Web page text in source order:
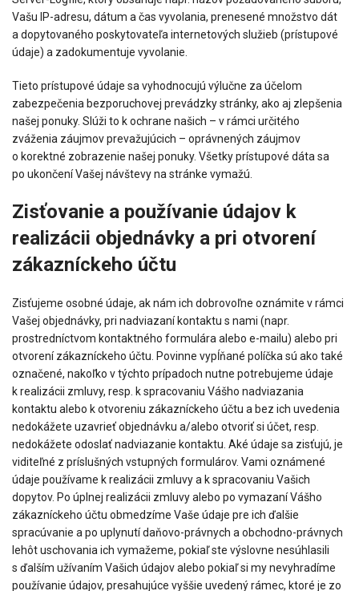
Vašu IP-adresu, dátum a čas vyvolania, prenesené množstvo dát
a dopytovaného poskytovateľa internetových služieb (prístupové
údaje) a zadokumentuje vyvolanie.
Tieto prístupové údaje sa vyhodnocujú výlučne za účelom
zabezpečenia bezporuchovej prevádzky stránky, ako aj zlepšenia
našej ponuky. Slúži to k ochrane našich – v rámci určitého
zváženia záujmov prevažujúcich – oprávnených záujmov
o korektné zobrazenie našej ponuky. Všetky prístupové dáta sa
po ukončení Vašej návštevy na stránke vymažú.
Zisťovanie a používanie údajov k
realizácii objednávky a pri otvorení
zákazníckeho účtu
Zisťujeme osobné údaje, ak nám ich dobrovoľne oznámite v rámci
Vašej objednávky, pri nadviazaní kontaktu s nami (napr.
prostredníctvom kontaktného formulára alebo e-mailu) alebo pri
otvorení zákazníckeho účtu. Povinne vypĺňané políčka sú ako také
označené, nakoľko v týchto prípadoch nutne potrebujeme údaje
k realizácii zmluvy, resp. k spracovaniu Vášho nadviazania
kontaktu alebo k otvoreniu zákazníckeho účtu a bez ich uvedenia
nedokážete uzavrieť objednávku a/alebo otvoriť si účet, resp.
nedokážete odoslať nadviazanie kontaktu. Aké údaje sa zisťujú, je
viditeľné z príslušných vstupných formulárov. Vami oznámené
údaje používame k realizácii zmluvy a k spracovaniu Vašich
dopytov. Po úplnej realizácii zmluvy alebo po vymazaní Vášho
zákazníckeho účtu obmedzíme Vaše údaje pre ich ďalšie
spracúvanie a po uplynutí daňovo-právnych a obchodno-právnych
lehôt uschovania ich vymažeme, pokiaľ ste výslovne nesúhlasili
s ďalším užívaním Vašich údajov alebo pokiaľ si my nevyhradíme
používanie údajov, presahujúce vyššie uvedený rámec, ktoré je zo